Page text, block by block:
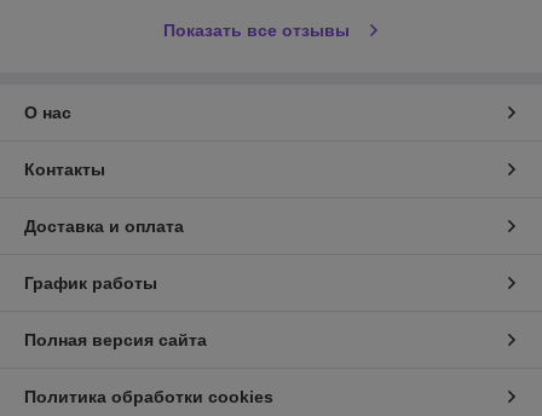
Показать все отзывы
О нас
Контакты
Доставка и оплата
График работы
Полная версия сайта
Политика обработки cookies